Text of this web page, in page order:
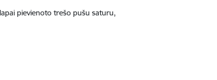
pievienoto trešo pušu saturu,